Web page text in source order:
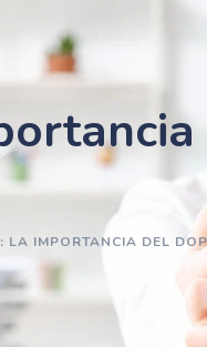
IMPORTANCIA DEL